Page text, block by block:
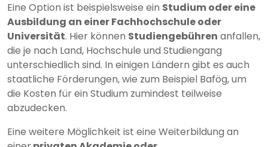
Eine Option ist beispielsweise ein Studium oder eine
Ausbildung an einer Fachhochschule oder
Universität. Hier können Studiengebühren anfallen,
die je nach Land, Hochschule und Studiengang
unterschiedlich sind. In einigen Ländern gibt es auch
staatliche Förderungen, wie zum Beispiel Bafög, um
die Kosten für ein Studium zumindest teilweise
abzudecken.
Eine weitere Möglichkeit ist eine Weiterbildung an